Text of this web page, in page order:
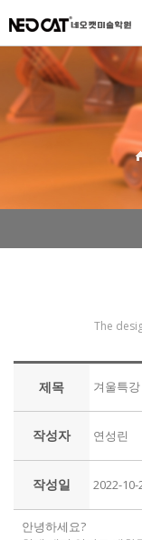
The
제목 겨울특
작성자 연성린
작성일 2022-10-
안녕하세요?